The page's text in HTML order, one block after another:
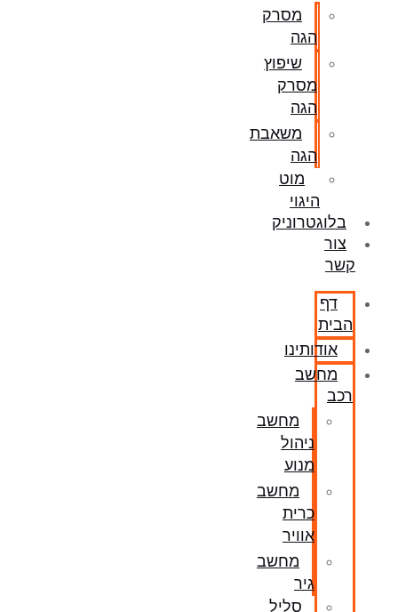
מסרק
הגה
שיפוץ
מסרק
הגה
משאבת
הגה
מוט
היגוי
בלוגטרוניק
צור
קשר
דף
הבית
אודותינו
מחשב
רכב
מחשב
ניהול
מנוע
מחשב
כרית
אוויר
מחשב
גיר
סליל